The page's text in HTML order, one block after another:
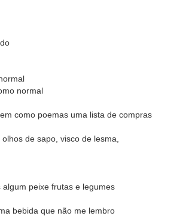
normal
como poemas uma lista de compras
de sapo, visco de lesma,
peixe frutas e legumes
bebida que não me lembro